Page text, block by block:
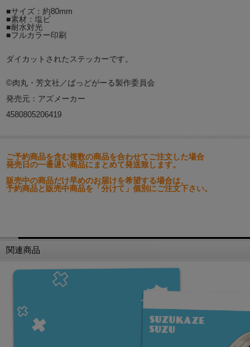
■サイズ：約80mm
■素材：塩ビ
■耐水対光
■フルカラー印刷
ダイカットされたステッカーです。
©肉丸・芳文社／ばっどがーる製作委員会
発売元：アズメーカー
4580805206419
ご予約商品を含む複数の商品を合わせてご注文した場合
発売日の一番遅い商品にまとめて発送致します。
販売中の商品だけ早めのお届けを希望する場合は、
予約商品と販売中商品を「分けて」個別にご注文下さい。
関連商品